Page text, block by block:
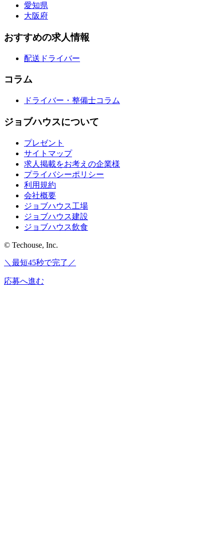
愛知県
大阪府
おすすめの求人情報
配送ドライバー
コラム
ドライバー・整備士コラム
ジョブハウスについて
プレゼント
サイトマップ
求人掲載をお考えの企業様
プライバシーポリシー
利用規約
会社概要
ジョブハウス工場
ジョブハウス建設
ジョブハウス飲食
© Techouse, Inc.
＼最短45秒で完了／
応募へ進む